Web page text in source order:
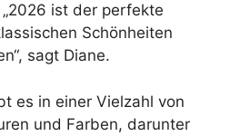
ist der perfekte
Schönheiten
sagt Diane.
es in einer Vielzahl von
und Farben, darunter